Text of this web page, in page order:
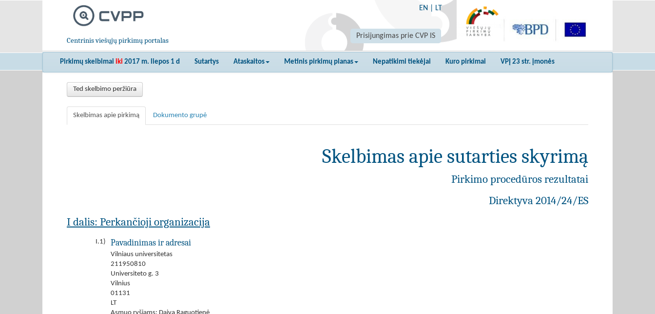
Centrinis viešųjų pirkimų portalas
EN LT
Prisijungimas prie CVP IS
Pirkimų skelbimai iki 2017 m. liepos 1 d Sutartys Ataskaitos Metinis pirkimų planas Nepatikimi tiekėjai Kuro pirkimai VPĮ 23 str. įmonės
Ted skelbimo peržiūra
Skelbimas apie pirkimą Dokumento grupė
Skelbimas apie sutarties skyrimą
Pirkimo procedūros rezultatai
Direktyva 2014/24/ES
I dalis: Perkančioji organizacija
I.1) Pavadinimas ir adresai
Vilniaus universitetas
211950810
Universiteto g. 3
Vilnius
01131
LT